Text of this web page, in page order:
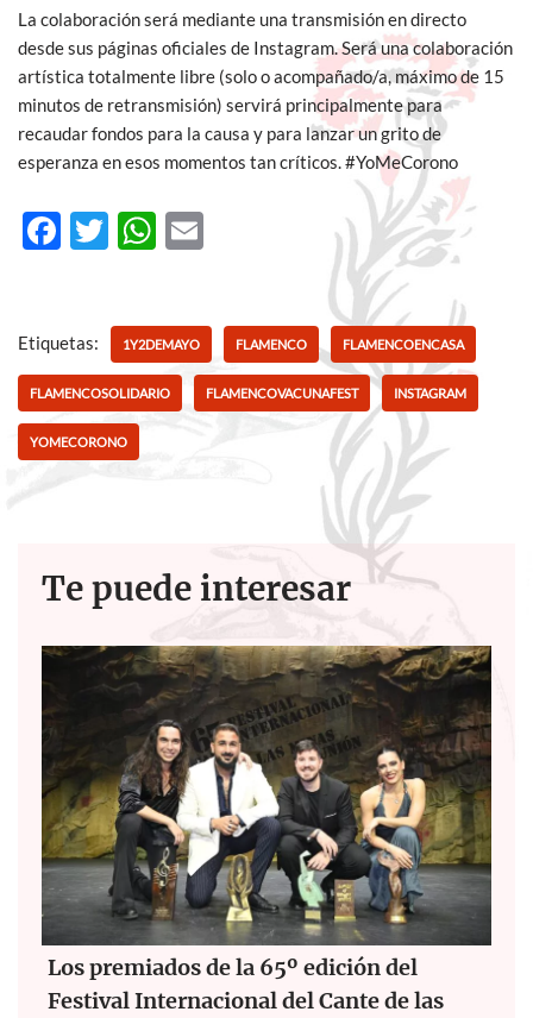
La colaboración será mediante una transmisión en directo
desde sus páginas oficiales de Instagram. Será una colaboración
artística totalmente libre (solo o acompañado/a, máximo de 15
minutos de retransmisión) servirá principalmente para
recaudar fondos para la causa y para lanzar un grito de
esperanza en esos momentos tan críticos. #YoMeCorono
F
b
o
o
k
T
er
W
s
A
p
Etiquetas: 1Y2DEMAYO FLAMENCO FLAMENCOENCASA
FLAMENCOSOLIDARIO FLAMENCOVACUNAFEST INSTAGRAM
YOMECORONO
Te puede interesar
Los premiados de la 65º edición del
Festival Internacional del Cante de las